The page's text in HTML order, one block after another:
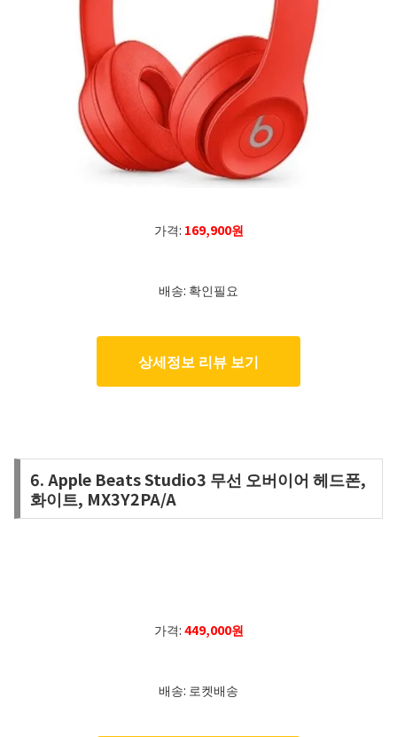
가격: 169,900원
배송: 확인필요
상세정보 리뷰 보기
6. Apple Beats Studio3 무선 오버이어 헤드폰,
화이트, MX3Y2PA/A
가격:449,000원
배송: 로켓배송